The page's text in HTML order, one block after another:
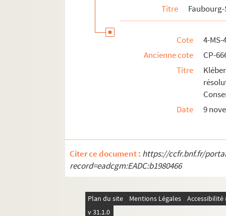
Titre
Cote
4-MS-
Ancienne cote
CP-
Titre
Date
9
Citer ce document : https://ccfr.bnf.fr/
record=eadcgm:EADC:b1980466
Plan du site Mentions Légales
v 31.1.0